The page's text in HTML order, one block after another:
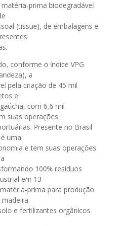
prima biodegradável
(tissue), de embalagens e
conforme o índice VPG
a
pela criação de 45 mil
e
com 6,6 mil
suas operações
Presente no Brasil
uma
e tem suas operações
100% resíduos
em 13
prima para produção
e fertilizantes orgânicos.